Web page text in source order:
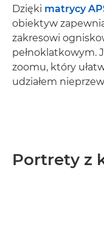
Dzięki matrycy
obiektyw
zakresowi
pełnoklatkowym.
zoomu, który
udziałem
Portrety z